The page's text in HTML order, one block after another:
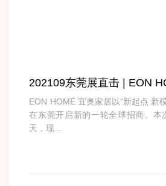
202109东莞展直击 | EON
EON HOME 宜奥家居以“新起点 新
在东莞开启新的一轮全球招商。本
天，现...